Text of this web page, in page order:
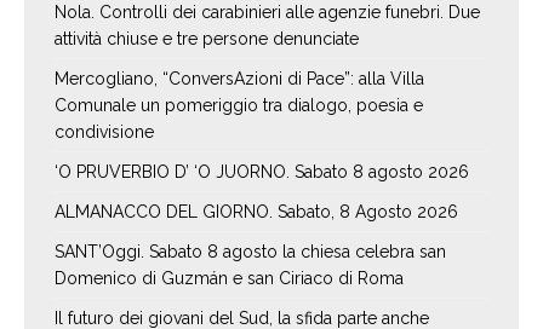
Nola. Controlli dei carabinieri alle agenzie funebri. Due
attività chiuse e tre persone denunciate
Mercogliano, “ConversAzioni di Pace”: alla Villa
Comunale un pomeriggio tra dialogo, poesia e
condivisione
‘O PRUVERBIO D’ ‘O JUORNO. Sabato 8 agosto 2026
ALMANACCO DEL GIORNO. Sabato, 8 Agosto 2026
SANT’Oggi. Sabato 8 agosto la chiesa celebra san
Domenico di Guzmán e san Ciriaco di Roma
Il futuro dei giovani del Sud, la sfida parte anche